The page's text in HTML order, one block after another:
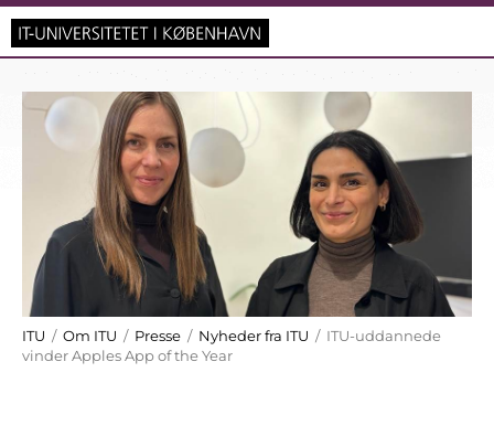
ITU / Om ITU / Presse / Nyheder fra ITU / ITU-uddannede
vinder Apples App of the Year